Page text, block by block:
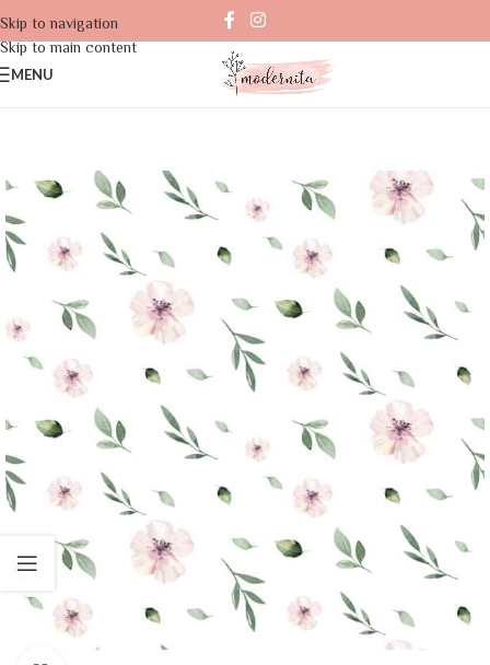
Skip to navigation
Skip to main content
MENU